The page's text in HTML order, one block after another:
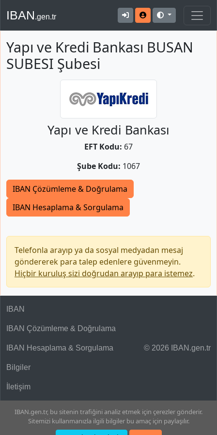
IBAN.gen.tr
Yapı ve Kredi Bankası BUSAN
SUBESI Şubesi
Yapı ve Kredi Bankası
EFT Kodu: 67
Şube Kodu: 1067
IBAN Çözümleme & Doğrulama
IBAN Hesaplama & Sorgulama
Telefonla arayıp ya da sosyal medyadan mesaj
göndererek para talep edenlere güvenmeyin.
Hiçbir kuruluş sizi doğrudan arayıp para istemez.
© 2026 IBAN.gen.tr
IBAN
IBAN Çözümleme & Doğrulama
IBAN Hesaplama & Sorgulama
Bilgiler
İletişim
IBAN.gen.tr, bu sitenin trafiğini analiz etmek için çerezler gönderir.
Sitemizi kullanmanızla ilgili bilgiler bu amaç için paylaşılır.